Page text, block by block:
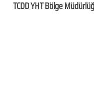
TCDD YHT Bölge